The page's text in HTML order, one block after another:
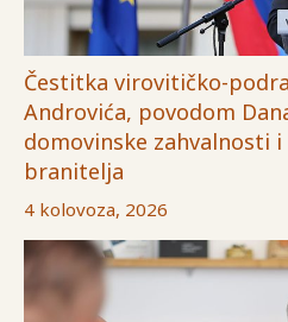
Čestitka virovitičko-
Androvića, povodom
domovinske zahvalnosti
branitelja
4 kolovoza, 2026